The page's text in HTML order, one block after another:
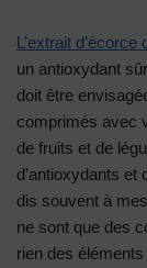
L’extrait
un antioxydant
doit être
comprimés avec
de fruits et de
d’antioxydants
dis souvent à
ne sont que des
rien des